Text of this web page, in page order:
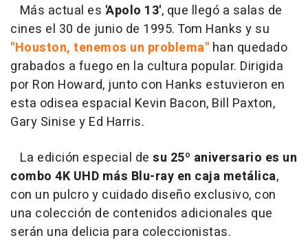
Más actual es 'Apolo 13', que llegó a salas de
cines el 30 de junio de 1995. Tom Hanks y su
"Houston, tenemos un problema" han quedado
grabados a fuego en la cultura popular. Dirigida
por Ron Howard, junto con Hanks estuvieron en
esta odisea espacial Kevin Bacon, Bill Paxton,
Gary Sinise y Ed Harris.
La edición especial de su 25º aniversario es un
combo 4K UHD más Blu-ray en caja metálica,
con un pulcro y cuidado diseño exclusivo, con
una colección de contenidos adicionales que
serán una delicia para coleccionistas.